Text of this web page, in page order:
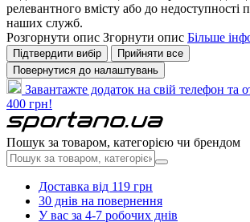
релевантного вмісту або до недоступності
наших служб.
Розгорнути опис Згорнути опис Більше
Підтвердити вибір
Прийняти все
Повернутися до налаштувань
Завантажте додаток на свій телефон та
400 грн!
Пошук за товаром, категорією чи брендом
Доставка від 119 грн
30 днів на повернення
У вас за 4-7 робочих днів